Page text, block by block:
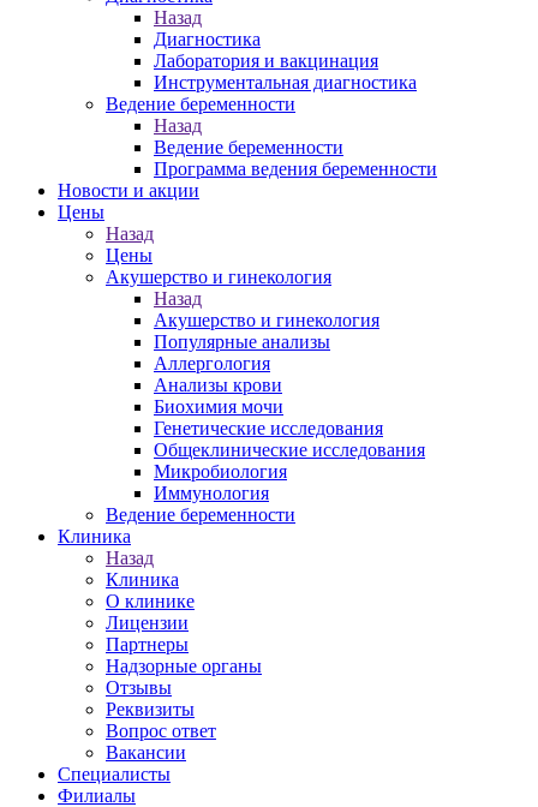
Назад
Диагностика
Лаборатория и вакцинация
Инструментальная диагностика
Ведение беременности
Назад
Ведение беременности
Программа ведения беременности
Новости и акции
Цены
Назад
Цены
Акушерство и гинекология
Назад
Акушерство и гинекология
Популярные анализы
Аллергология
Анализы крови
Биохимия мочи
Генетические исследования
Общеклинические исследования
Микробиология
Иммунология
Ведение беременности
Клиника
Назад
Клиника
О клинике
Лицензии
Партнеры
Надзорные органы
Отзывы
Реквизиты
Вопрос ответ
Вакансии
Специалисты
Филиалы